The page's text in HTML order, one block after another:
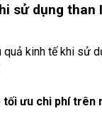
sử dụng than
kinh tế khi sử
tối ưu chi phí trên